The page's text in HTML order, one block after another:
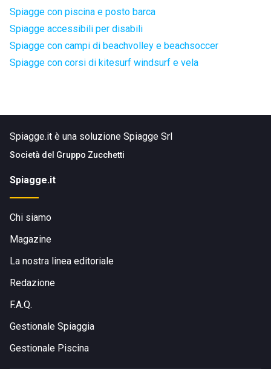
Spiagge con piscina e posto barca
Spiagge accessibili per disabili
Spiagge con campi di beachvolley e beachsoccer
Spiagge con corsi di kitesurf windsurf e vela
Spiagge.it è una soluzione Spiagge Srl
Società del Gruppo Zucchetti
Spiagge.it
Chi siamo
Magazine
La nostra linea editoriale
Redazione
F.A.Q.
Gestionale Spiaggia
Gestionale Piscina